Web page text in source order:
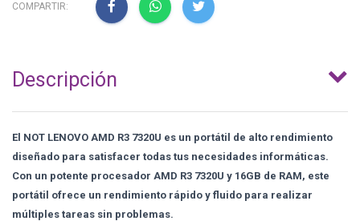
COMPARTIR:
Descripción
El NOT LENOVO AMD R3 7320U es un portátil de alto rendimiento
diseñado para satisfacer todas tus necesidades informáticas.
Con un potente procesador AMD R3 7320U y 16GB de RAM, este
portátil ofrece un rendimiento rápido y fluido para realizar
múltiples tareas sin problemas.